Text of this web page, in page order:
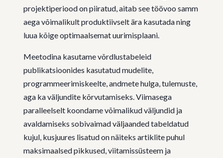
projektiperiood on piiratud, aitab see töövoo samm
aega võimalikult produktiivselt ära kasutada ning
luua kõige optimaalsemat uurimisplaani.
Meetodina kasutame võrdlustabeleid
publikatsioonides kasutatud mudelite,
programmeerimiskeelte, andmete hulga, tulemuste,
aga ka väljundite kõrvutamiseks. Viimasega
paralleelselt koondame võimalikud väljundid ja
avaldamiseks sobivaimad väljaanded tabeldatud
kujul, kusjuures lisatud on näiteks artiklite puhul
maksimaalsed pikkused, viitamissüsteem ja